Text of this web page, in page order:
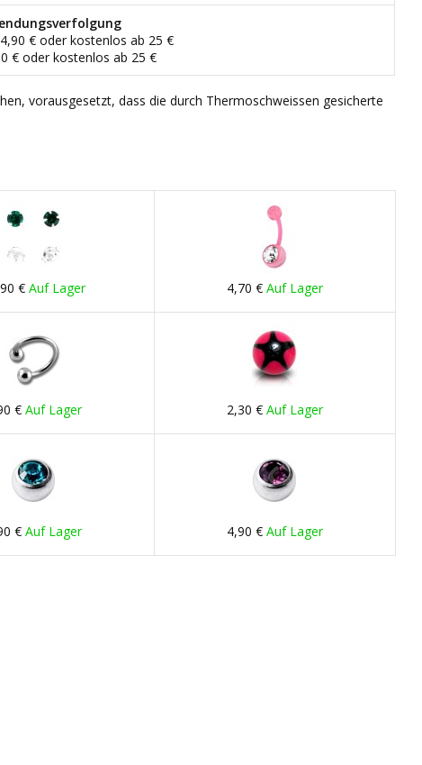
€ oder kostenlos ab 25 €
€ oder kostenlos ab 25 €
vorausgesetzt, dass die durch Thermoschweissen gesicherte
€ Auf Lager 4,70 € Auf Lager
€ Auf Lager 2,30 € Auf Lager
€ Auf Lager 4,90 € Auf Lager